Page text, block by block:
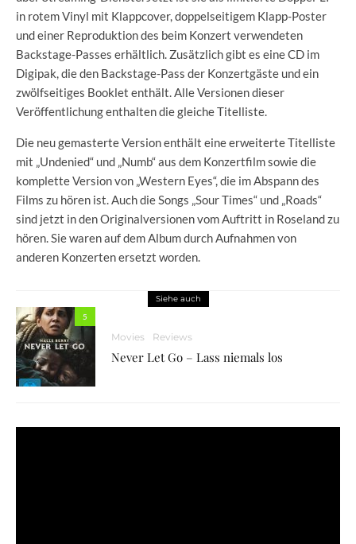
in rotem Vinyl mit Klappcover, doppelseitigem Klapp-Poster
und einer Reproduktion des beim Konzert verwendeten
Backstage-Passes erhältlich. Zusätzlich gibt es eine CD im
Digipak, die den Backstage-Pass der Konzertgäste und ein
zwölfseitiges Booklet enthält. Alle Versionen dieser
Veröffentlichung enthalten die gleiche Titelliste.
Die neu gemasterte Version enthält eine erweiterte Titelliste
mit „Undenied“ und „Numb“ aus dem Konzertfilm sowie die
komplette Version von „Western Eyes“, die im Abspann des
Films zu hören ist. Auch die Songs „Sour Times“ und „Roads“
sind jetzt in den Originalversionen vom Auftritt in Roseland zu
hören. Sie waren auf dem Album durch Aufnahmen von
anderen Konzerten ersetzt worden.
Siehe auch
5
Movies Reviews
Never Let Go – Lass niemals los